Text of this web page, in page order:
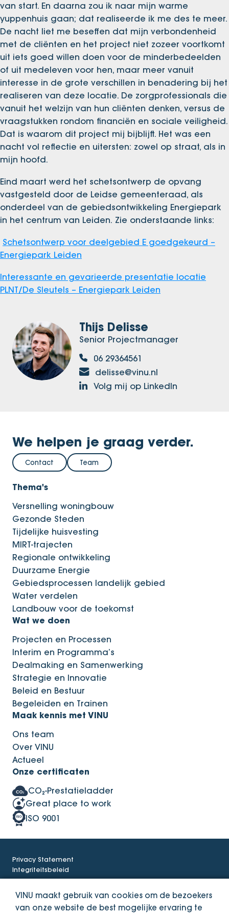
VINU maakt gebruik van cookies om de bezoekers
van onze website de best mogelijke ervaring te
van start. En daarna zou ik naar mijn warme
yuppenhuis gaan; dat realiseerde ik me des te meer.
De nacht liet me beseffen dat mijn verbondenheid
met de cliënten en het project niet zozeer voortkomt
uit iets goed willen doen voor de minderbedeelden
of uit medeleven voor hen, maar meer vanuit
interesse in de grote verschillen in benadering bij het
realiseren van deze locatie. De zorgprofessionals die
vanuit het welzijn van hun cliënten denken, versus de
vraagstukken rondom financiën en sociale veiligheid.
Dat is waarom dit project mij bijblijft. Het was een
nacht vol reflectie en uitersten: zowel op straat, als in
mijn hoofd.
Eind maart werd het schetsontwerp de opvang
vastgesteld door de Leidse gemeenteraad, als
onderdeel van de gebiedsontwikkeling Energiepark
in het centrum van Leiden. Zie onderstaande links:
Schetsontwerp voor deelgebied E goedgekeurd –
Energiepark Leiden
Interessante en gevarieerde presentatie locatie
PLNT/De Sleutels – Energiepark Leiden
Thijs Delisse
Senior Projectmanager
06 29364561
delisse@vinu.nl
Volg mij op LinkedIn
We helpen je graag verder.
Contact Team
Thema's
Versnelling woningbouw
Gezonde Steden
Tijdelijke huisvesting
MIRT-trajecten
Regionale ontwikkeling
Duurzame Energie
Gebiedsprocessen landelijk gebied
Water verdelen
Landbouw voor de toekomst
Wat we doen
Projecten en Processen
Interim en Programma’s
Dealmaking en Samenwerking
Strategie en Innovatie
Beleid en Bestuur
Begeleiden en Trainen
Maak kennis met VINU
Ons team
Over VINU
Actueel
Onze certificaten
CO₂-Prestatieladder
Great place to work
ISO 9001
Privacy Statement
Integriteitsbeleid
© Copyright VINU. 2026